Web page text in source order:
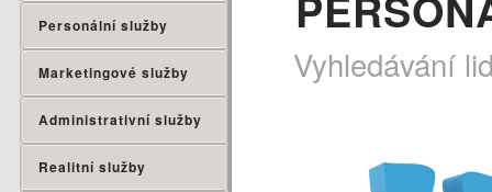
Vyhledávání
Personální služby
Marketingové služby
Administrativní služby
Realitní služby